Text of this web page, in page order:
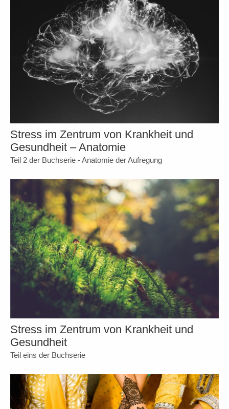
Stress im Zentrum von Krankheit und
Gesundheit – Anatomie
Teil 2 der Buchserie - Anatomie der Aufregung
Stress im Zentrum von Krankheit und
Gesundheit
Teil eins der Buchserie